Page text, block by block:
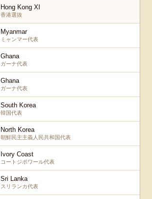
Hong Kong XI
香港選抜
Myanmar
ミャンマー代表
Ghana
ガーナ代表
Ghana
ガーナ代表
South Korea
韓国代表
North Korea
朝鮮民主主義人民共和国代表
Ivory Coast
コートジボワール代表
Sri Lanka
スリランカ代表